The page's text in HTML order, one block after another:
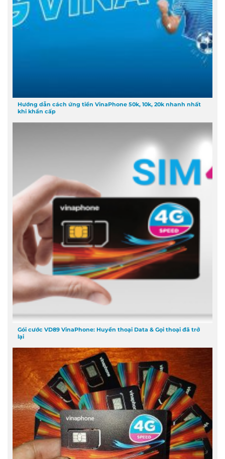
Hướng dẫn cách ứng tiền VinaPhone 50k, 10k, 20k nhanh nhất
khi khẩn cấp
Gói cước VD89 VinaPhone: Huyền thoại Data & Gọi thoại đã trở
lại